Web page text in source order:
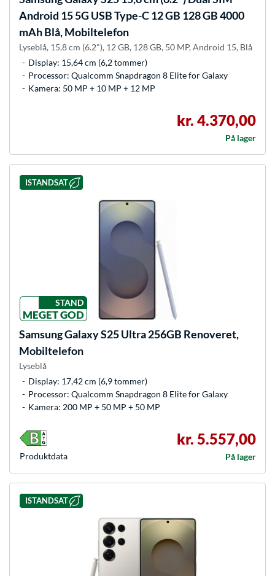
Android 15 5G USB Type-C 12 GB 128 GB 4000
mAh Blå, Mobiltelefon
Lyseblå, 15,8 cm (6.2"), 12 GB, 128 GB, 50 MP, Android 15, Blå
Display: 15,64 cm (6,2 tommer)
Processor: Qualcomm Snapdragon 8 Elite for Galaxy
Kamera: 50 MP + 10 MP + 12 MP
kr. 4.370,00
På lager
ISTANDSAT
STAND
MEGET GOD
SamsungGalaxy S25 Ultra 256GB Renoveret,
Mobiltelefon
Lyseblå
Display: 17,42 cm (6,9 tommer)
Processor: Qualcomm Snapdragon 8 Elite for Galaxy
Kamera: 200 MP + 50 MP + 50 MP
kr. 5.557,00
På lager
Produkt­data
ISTANDSAT